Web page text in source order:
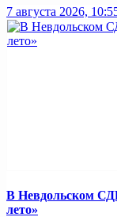
7 августа 2026,
В Невдольском
лето»